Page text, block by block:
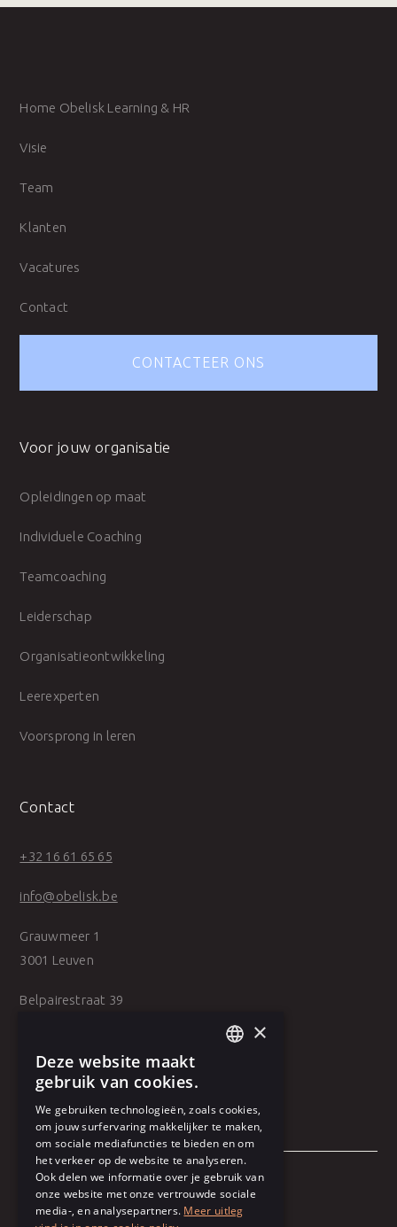
Home Obelisk Learning & HR
Visie
Team
Klanten
Vacatures
Contact
CONTACTEER ONS
Voor jouw organisatie
Opleidingen op maat
Individuele Coaching
Teamcoaching
Leiderschap
Organisatieontwikkeling
Leerexperten
Voorsprong in leren
Contact
+32 16 61 65 65
info@obelisk.be
Grauwmeer 1
3001 Leuven
Belpairestraat 39
Algemene voorwaarden
FRENCH
×
Deze website maakt
gebruik van cookies.
We gebruiken technologieën, zoals cookies,
om jouw surfervaring makkelijker te maken,
om sociale mediafuncties te bieden en om
het verkeer op de website te analyseren.
Ook delen we informatie over je gebruik van
onze website met onze vertrouwde sociale
media-, en analysepartners. Meer uitleg